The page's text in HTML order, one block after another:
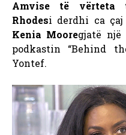
Amvise të vërteta
Rhodesi derdhi ca çaj
Kenia Mooregjatë një
podkastin “Behind
Yontef.